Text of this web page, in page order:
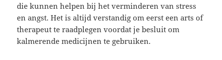
die kunnen helpen bij het verminderen van stress
en angst. Het is altijd verstandig om eerst een arts of
therapeut te raadplegen voordat je besluit om
kalmerende medicijnen te gebruiken.